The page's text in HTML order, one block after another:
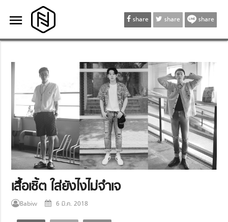
menu
menu share share share
เสื้อเชิ้ต ใส่ยังไงไม่จำเจ
Babiw 6 มี.ค. 2018